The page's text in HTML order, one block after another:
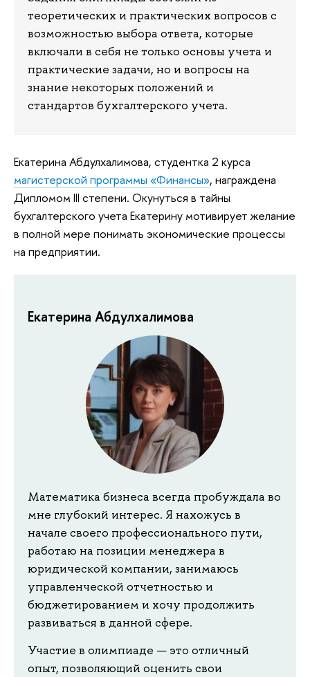
теоретических и практических вопросов с
возможностью выбора ответа, которые
включали в себя не только основы учета и
практические задачи, но и вопросы на
знание некоторых положений и
стандартов бухгалтерского учета.
Екатерина Абдулхалимова, студентка 2 курса
магистерской программы «Финансы», награждена
Дипломом III степени. Окунуться в тайны
бухгалтерского учета Екатерину мотивирует желание
в полной мере понимать экономические процессы
на предприятии.
Екатерина Абдулхалимова
Математика бизнеса всегда пробуждала во
мне глубокий интерес. Я нахожусь в
начале своего профессионального пути,
работаю на позиции менеджера в
юридической компании, занимаюсь
управленческой отчетностью и
бюджетированием и хочу продолжить
развиваться в данной сфере.
Участие в олимпиаде — это отличный
опыт, позволяющий оценить свои